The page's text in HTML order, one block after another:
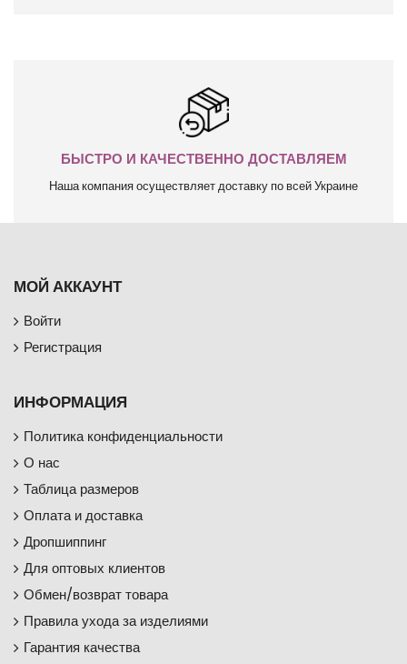
БЫСТРО И КАЧЕСТВЕННО ДОСТАВЛЯЕМ
Наша компания осуществляет доставку по всей Украине
МОЙ АККАУНТ
Войти
Регистрация
ИНФОРМАЦИЯ
Политика конфиденциальности
О нас
Таблица размеров
Оплата и доставка
Дропшиппинг
Для оптовых клиентов
Обмен/возврат товара
Правила ухода за изделиями
Гарантия качества